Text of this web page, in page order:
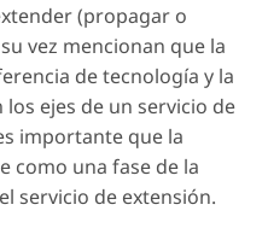
(propagar o
vez mencionan que la
de tecnología y la
ejes de un servicio de
importante que la
como una fase de la
servicio de extensión.